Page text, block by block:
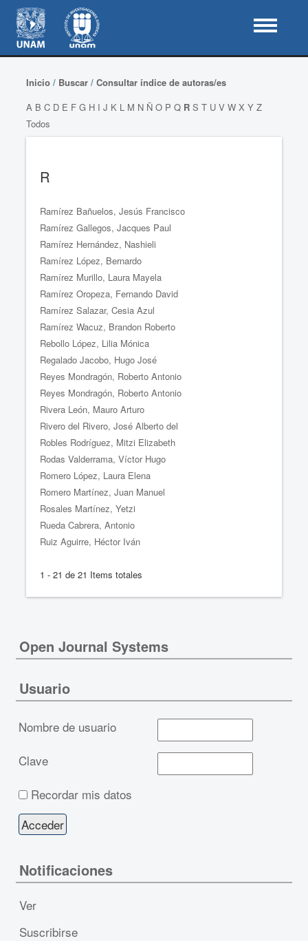
Inicio/ Buscar/ Consultar índice de autoras/es
A B C D E F G H I J K L M N Ñ O P Q R S T U V W X Y Z
Todos
R
Ramírez Bañuelos, Jesús Francisco
Ramírez Gallegos, Jacques Paul
Ramírez Hernández, Nashieli
Ramírez López, Bernardo
Ramírez Murillo, Laura Mayela
Ramírez Oropeza, Fernando David
Ramírez Salazar, Cesia Azul
Ramírez Wacuz, Brandon Roberto
Rebollo López, Lilia Mónica
Regalado Jacobo, Hugo José
Reyes Mondragón, Roberto Antonio
Reyes Mondragón, Roberto Antonio
Rivera León, Mauro Arturo
Rivero del Rivero, José Alberto del
Robles Rodríguez, Mitzi Elizabeth
Rodas Valderrama, Víctor Hugo
Romero López, Laura Elena
Romero Martínez, Juan Manuel
Rosales Martínez, Yetzi
Rueda Cabrera, Antonio
Ruiz Aguirre, Héctor Iván
1 - 21 de 21 Items totales
Open Journal Systems
Usuario
Nombre de usuario
Clave
Recordar mis datos
Notificaciones
Ver
Suscribirse